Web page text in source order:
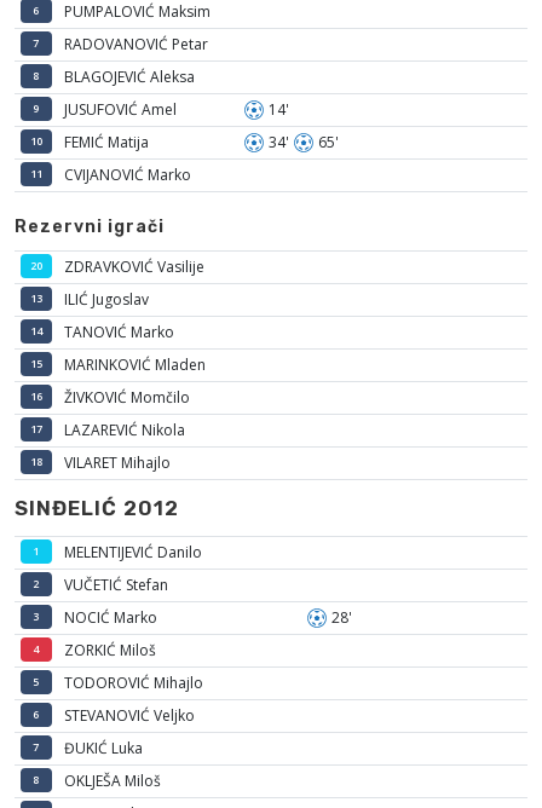
6 PUMPALOVIĆ Maksim
7 RADOVANOVIĆ Petar
8 BLAGOJEVIĆ Aleksa
9 JUSUFOVIĆ Amel 14'
10 FEMIĆ Matija 34' 65'
11 CVIJANOVIĆ Marko
Rezervni igrači
20 ZDRAVKOVIĆ Vasilije
13 ILIĆ Jugoslav
14 TANOVIĆ Marko
15 MARINKOVIĆ Mladen
16 ŽIVKOVIĆ Momčilo
17 LAZAREVIĆ Nikola
18 VILARET Mihajlo
SINĐELIĆ 2012
1 MELENTIJEVIĆ Danilo
2 VUČETIĆ Stefan
3 NOCIĆ Marko 28'
4 ZORKIĆ Miloš
5 TODOROVIĆ Mihajlo
6 STEVANOVIĆ Veljko
7 ĐUKIĆ Luka
8 OKLJEŠA Miloš